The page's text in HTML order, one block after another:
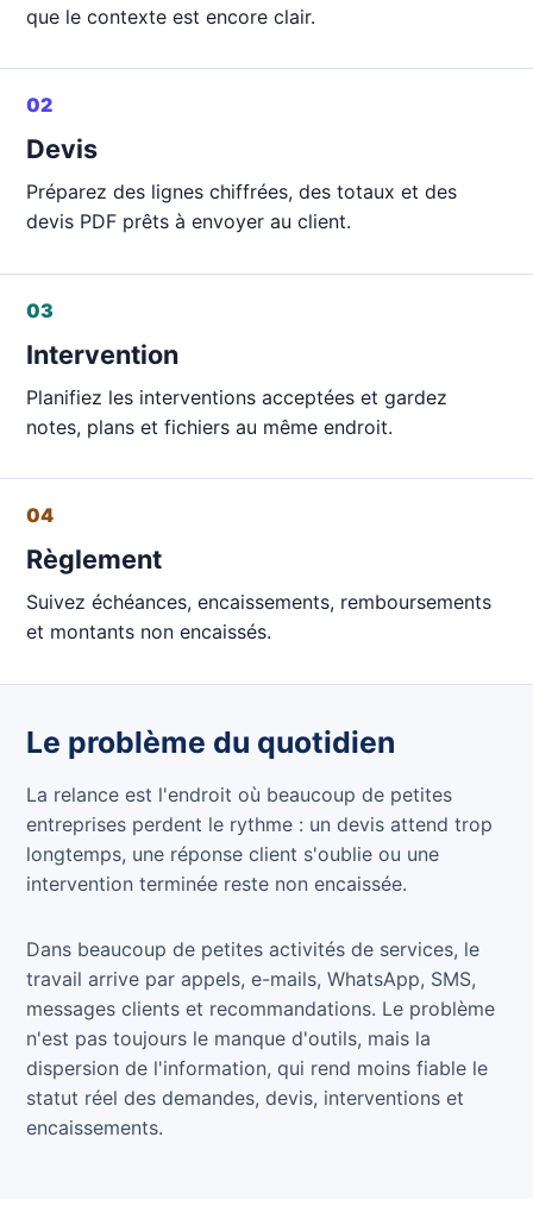
que le contexte est encore clair.
02
Devis
Préparez des lignes chiffrées, des totaux et des
devis PDF prêts à envoyer au client.
03
Intervention
Planifiez les interventions acceptées et gardez
notes, plans et fichiers au même endroit.
04
Règlement
Suivez échéances, encaissements, remboursements
et montants non encaissés.
Le problème du quotidien
La relance est l'endroit où beaucoup de petites
entreprises perdent le rythme : un devis attend trop
longtemps, une réponse client s'oublie ou une
intervention terminée reste non encaissée.
Dans beaucoup de petites activités de services, le
travail arrive par appels, e-mails, WhatsApp, SMS,
messages clients et recommandations. Le problème
n'est pas toujours le manque d'outils, mais la
dispersion de l'information, qui rend moins fiable le
statut réel des demandes, devis, interventions et
encaissements.